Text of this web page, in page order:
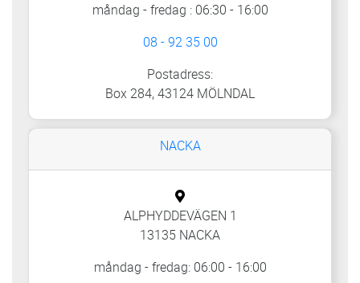
måndag - fredag : 06:30 - 16:00
08 - 92 35 00
Postadress:
Box 284, 43124 MÖLNDAL
NACKA
ALPHYDDEVÄGEN 1
13135 NACKA
måndag - fredag: 06:00 - 16:00